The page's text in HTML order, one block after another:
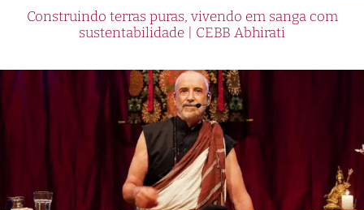
Construindo terras puras, vivendo em sanga com
sustentabilidade | CEBB Abhirati